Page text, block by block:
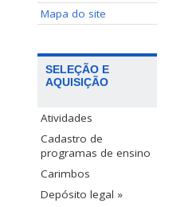
Mapa do site
SELEÇÃO E
AQUISIÇÃO
Atividades
Cadastro de
programas de ensino
Carimbos
Depósito legal »